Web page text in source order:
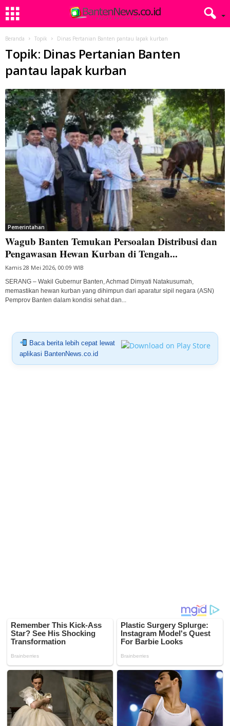
Beranda Topik Dinas Pertanian Banten pantau lapak kurban
Topik: Dinas Pertanian Banten
pantau lapak kurban
Pemerintahan
Wagub Banten Temukan Persoalan Distribusi dan
Pengawasan Hewan Kurban di Tengah...
Kamis 28 Mei 2026, 00:09 WIB
SERANG – Wakil Gubernur Banten, Achmad Dimyati Natakusumah,
memastikan hewan kurban yang dihimpun dari aparatur sipil negara (ASN)
Pemprov Banten dalam kondisi sehat dan...
Baca berita lebih cepat lewat
aplikasi BantenNews.co.id